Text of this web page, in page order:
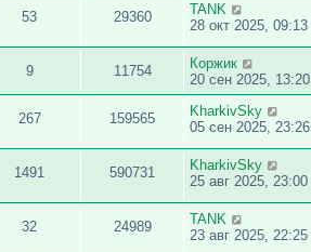
53 29360
TANK
28 окт 2025, 09:13
9 11754
Коржик
20 сен 2025, 13:20
267 159565
KharkivSky
05 сен 2025, 23:26
1491 590731
KharkivSky
25 авг 2025, 23:00
32 24989
TANK
23 авг 2025, 22:25